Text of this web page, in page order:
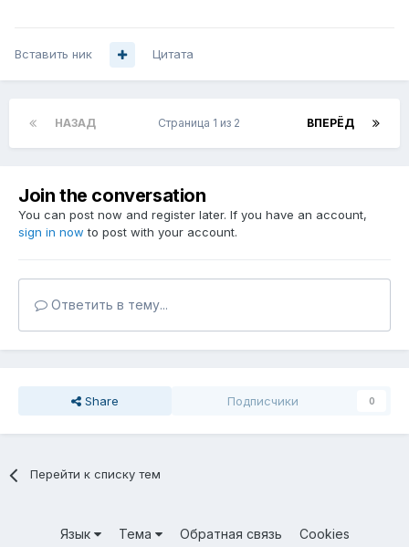
Вставить ник Цитата
НАЗАД ВПЕРЁД
Страница 1 из 2
Join the conversation
You can post now and register later. If you have an account,
sign in now to post with your account.
Ответить в тему...
Share Подписчики 0
Перейти к списку тем
Язык Тема Обратная связь
Cookies